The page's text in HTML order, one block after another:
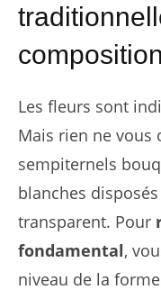
Les fleurs sont
Mais rien ne vous
sempiternels
blanches
transparent. Pour
fondamental,
niveau de la